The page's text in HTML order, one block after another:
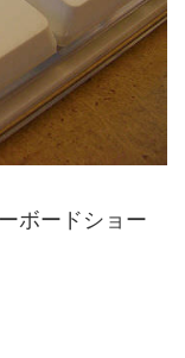
ボードショー